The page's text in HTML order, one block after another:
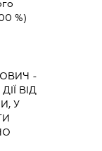
%)
-
ВІД
У